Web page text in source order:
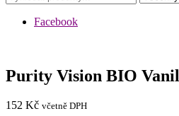
Facebook
Purity Vision BIO
152 Kč včetně DPH